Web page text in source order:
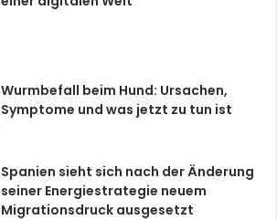
Wurmbefall beim Hund: Ursachen,
Symptome und was jetzt zu tun ist
Spanien sieht sich nach der Änderung
seiner Energiestrategie neuem
Migrationsdruck ausgesetzt